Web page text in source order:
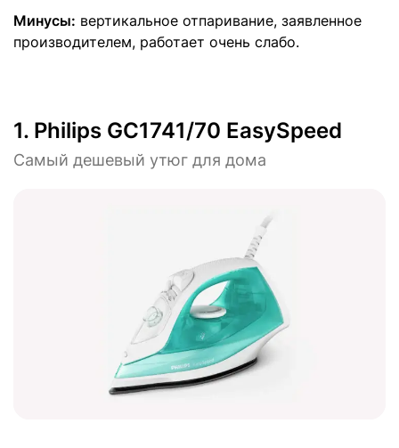
Минусы: вертикальное отпаривание, заявленное
производителем, работает очень слабо.
1. Philips GC1741/70 EasySpeed
Самый дешевый утюг для дома